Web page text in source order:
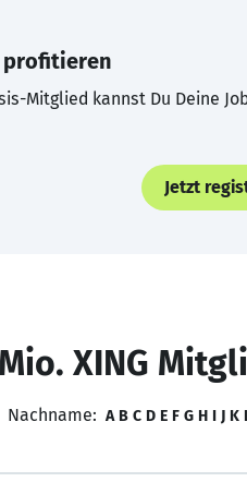
profitieren
Mitglied kannst Du Deine
Jetzt
XING
Nachname: A B C D E F G H I J K